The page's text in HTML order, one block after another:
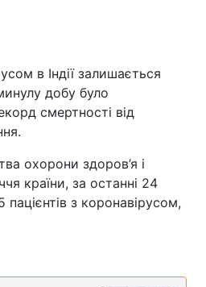
в Індії залишається
добу було
смертності від
охорони здоров’я і
країни, за останні 24
з коронавірусом,